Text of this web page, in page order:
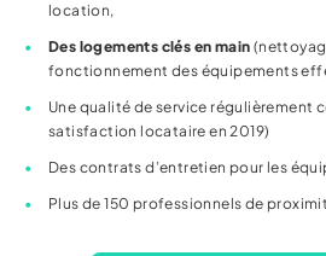
location,
Des logements clés en main
fonctionnement des équipements
Une qualité de service régulièrement
satisfaction locataire en 2019)
Des contrats d’entretien pour les
Plus de 150 professionnels de